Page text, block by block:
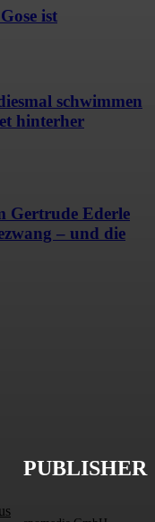
ist
schwimmen
hinterher
Gertrude Ederle
– und die
PUBLISHER